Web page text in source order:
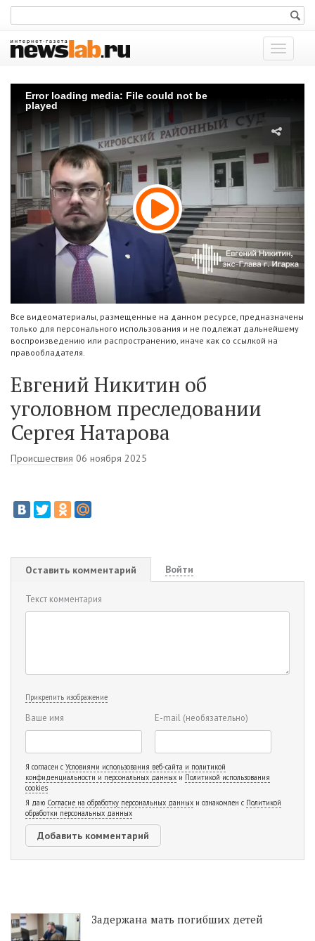
Показать
меню
Error loading media: File could not be
played
Все видеоматериалы, размещенные на данном ресурсе, предназначены
только для персонального использования и не подлежат дальнейшему
воспроизведению или распространению, иначе как со ссылкой на
правообладателя.
Евгений Никитин об
уголовном преследовании
Сергея Натарова
Происшествия 06 ноября 2025
Оставить комментарий Войти
Текст комментария
Прикрепить изображение
Ваше имя E-mail (необязательно)
Я согласен с Условиями использования веб-сайта и политикой
конфиденциальности и персональных данных и Политикой использования
cookies
Я даю Согласие на обработку персональных данных и ознакомлен с Политикой
обработки персональных данных
Задержана мать погибших детей